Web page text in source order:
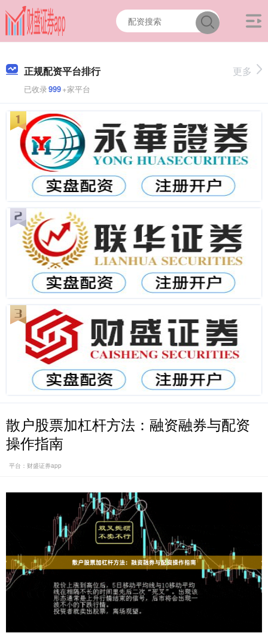
正规配资平台排行
已收录999+家平台
更多
散户股票加杠杆方法：融资融券与配资
操作指南
平台：财盛证券app